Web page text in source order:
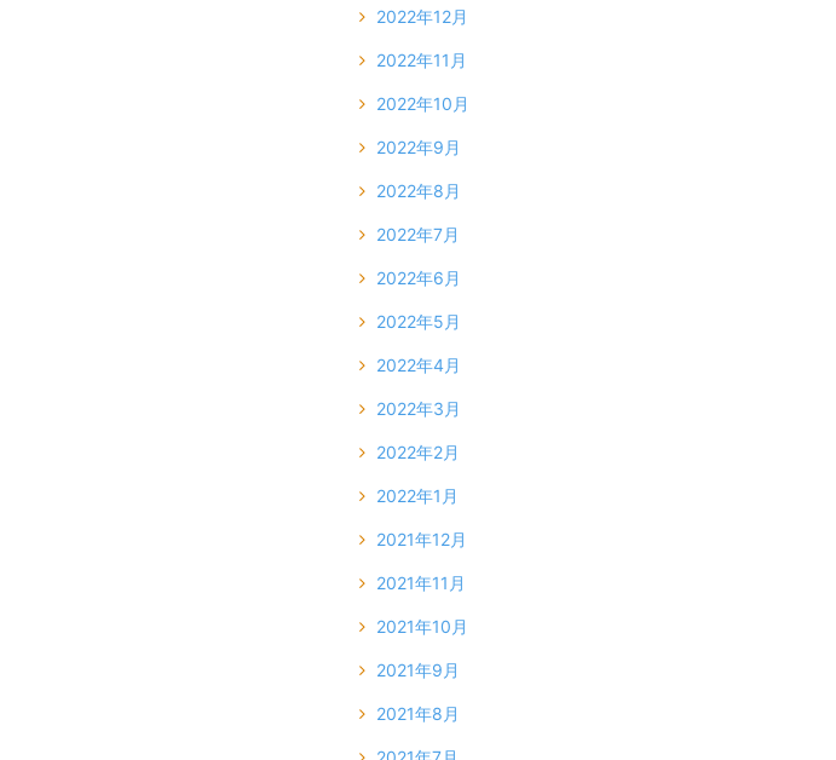
2022年12月
2022年11月
2022年10月
2022年9月
2022年8月
2022年7月
2022年6月
2022年5月
2022年4月
2022年3月
2022年2月
2022年1月
2021年12月
2021年11月
2021年10月
2021年9月
2021年8月